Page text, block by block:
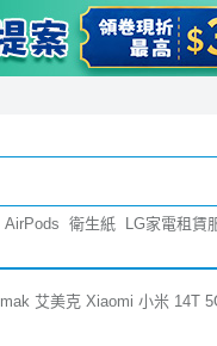
AirPods 衛生紙 LG家電租賃
Imak 艾美克 Xiaomi 小米 14T